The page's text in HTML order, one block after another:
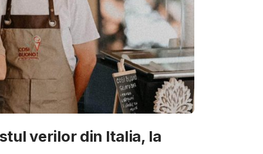
verilor din Italia, la